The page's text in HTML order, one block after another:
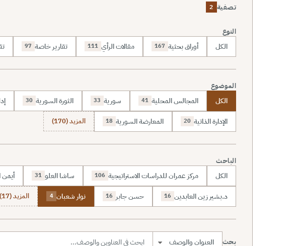
تصفية 2
النوع
الكل أوراق بحثية 167 مقالات الرأي 111 تقارير خاصة 97
الموضوع
الكل المجالس المحلية 41 سورية 33 الثورة السورية 30
الإدارة الذاتية 20 المعارضة السورية 18 المزيد (170)
الباحث
الكل مركز عمران للدراسات الاستراتيجية 106 ساشا العلو 31 أيمن
د.بشير زين العابدين 16 حسن جابر 16 نوار شعبان 4 المزيد (17)
بحث